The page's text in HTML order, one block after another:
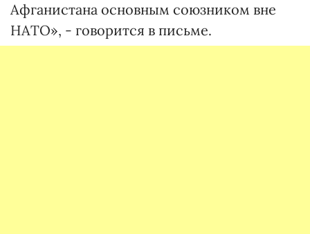
Афганистана основным союзником вне
НАТО», - говорится в письме.